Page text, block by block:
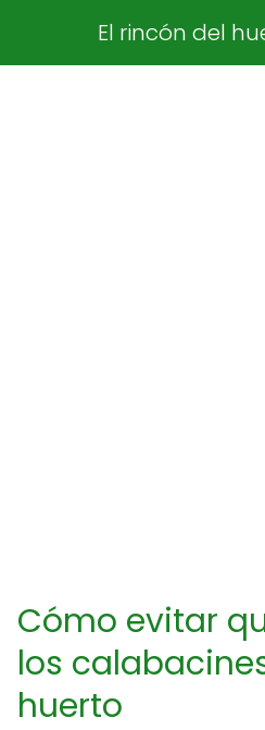
El rincón del
Cómo evitar
los
huerto